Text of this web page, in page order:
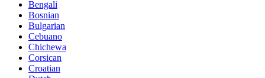
Bengali
Bosnian
Bulgarian
Cebuano
Chichewa
Corsican
Croatian